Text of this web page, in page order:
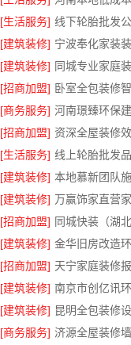
[生活服务]
[建筑装修]
[建筑装修]
[招商加盟]
[商务服务]
[招商加盟]
[生活服务]
[建筑装修]
[建筑装修] 万赢饰家直营
[招商加盟]
[建筑装修]
[招商加盟]
[建筑装修]
[建筑装修]
[商务服务]